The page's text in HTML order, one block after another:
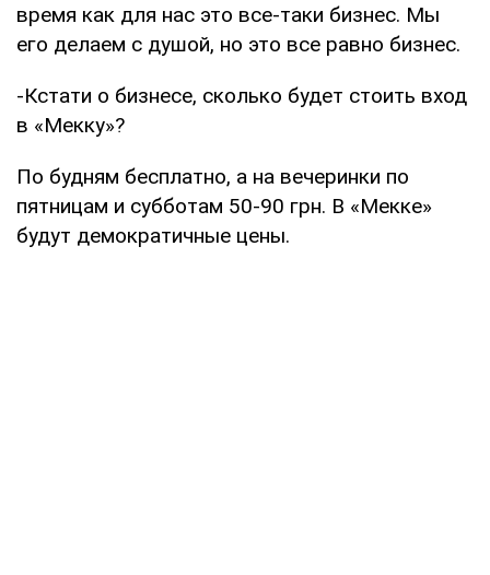
время как для нас это все-таки бизнес. Мы
его делаем с душой, но это все равно бизнес.
-Кстати о бизнесе, сколько будет стоить вход
в «Мекку»?
По будням бесплатно, а на вечеринки по
пятницам и субботам 50-90 грн. В «Мекке»
будут демократичные цены.